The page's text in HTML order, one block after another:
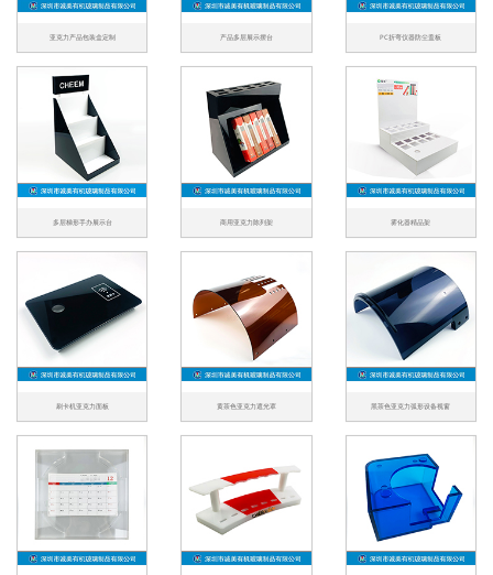
亚克力产品包装盒定制 产品多层展示摆台 PC折弯仪器防尘盖板
多层梯形手办展示台 商用亚克力陈列架 雾化器精品架
刷卡机亚克力面板 黄茶色亚克力遮光罩 黑茶色亚克力弧形设备视窗